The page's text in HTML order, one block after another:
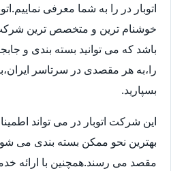
اتوبار در را به شما معرفی
خوشنام ترین و متخصص ترین
باشد که می توانید بسته بندی و
را،به هر مقصدی در سرتاسر
بسپارید.
این شرکت اتوبار در می تواند
بهترین نحو ممکن بسته بندی می
مقصد می رسند.همچنین با ارائه